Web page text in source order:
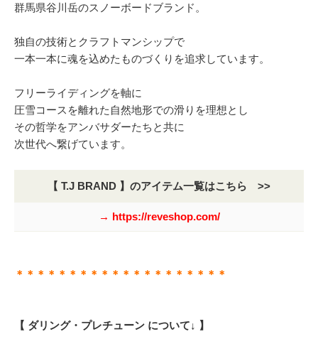
群馬県谷川岳のスノーボードブランド。
独自の技術とクラフトマンシップで
一本一本に魂を込めたものづくりを追求しています。
フリーライディングを軸に
圧雪コースを離れた自然地形での滑りを理想とし
その哲学をアンバサダーたちと共に
次世代へ繋げています。
【 T.J BRAND 】のアイテム一覧はこちら >>
→ https://reveshop.com/
＊＊＊＊＊＊＊＊＊＊＊＊＊＊＊＊＊＊＊＊
【 ダリング・プレチューン について↓ 】